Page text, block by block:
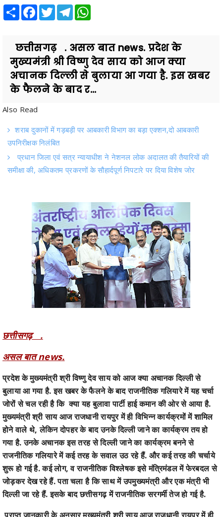
छत्तीसगढ़ . असल बात news. प्रदेश के
अचानक दिल्ली से बुलाया आ गया है. इस खबर
के फैलने के बाद र...
Also Read
उपनिरीक्षक निलंबित
प्रधान जिला एवं सत्र न्यायाधीश ने नेशनल लोक अदालत की तैयारियों की
समीक्षा की, अधिकतम प्रकरणों के सौहार्दपूर्ण निपटारे पर दिया विशेष जोर
छत्तीसगढ़ .
असल बात news.
बुलाया आ गया है. इस खबर के फैलने के बाद राजनीतिक गलियारे में यह चर्चा
जोरों से चल रही है कि क्या यह बुलावा पार्टी हाई कमान की ओर से आया है.
मुख्यमंत्री श्री साय आज राजधानी रायपुर में ही विभिन्न कार्यक्रमों में शामिल
होने वाले थे, लेकिन दोपहर के बाद उनके दिल्ली जाने का कार्यक्रम तय हो
गया है. उनके अचानक इस तरह से दिल्ली जाने का कार्यक्रम बनने से
राजनीतिक गलियारे में कई तरह के सवाल उठ रहे हैं. और कई तरह की चर्चाये
शुरू हो गई है. कई लोग, व राजनीतिक विश्लेषक इसे मंत्रिमंडल में फेरबदल से
जोड़कर देख रहे हैं. पता चला है कि साथ में उपमुख्यमंत्री और एक मंत्री भी
दिल्ली जा रहे हैं. इसके बाद छत्तीसगढ़ में राजनीतिक सरगर्मी तेज हो गई है.
प्राप्त जानकारी के अनुसार मुख्यमंत्री श्री साय आज राजधानी रायपुर में ही
सुबह से विभिन्न कार्यक्रमों में शामिल होने वाले थे. नई जानकारी के अनुसार
मुख्यमंत्री विशेष राय सुबह के कार्यक्रमों में शामिल होने के बाद दोपहर लगभग